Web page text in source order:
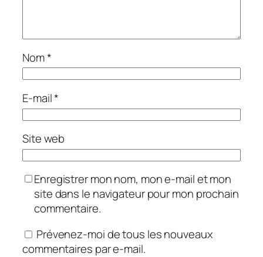
Nom*
E-mail*
Site web
Enregistrer mon nom, mon e-mail et mon
site dans le navigateur pour mon prochain
commentaire.
Prévenez-moi de tous les nouveaux
commentaires par e-mail.